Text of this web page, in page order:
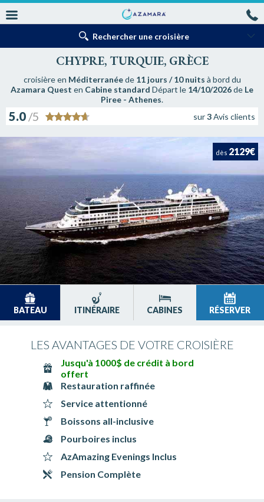
Rechercher une croisière
CHYPRE, TURQUIE, GRÈCE
croisière en Méditerranéede 11 jours / 10 nuits à bord du
Azamara Quest en Cabine standard Départ le 14/10/2026de Le
Piree - Athenes.
5.0 /5 sur3Avis clients
dès 2129€
BATEAU ITINÉRAIRE CABINES RÉSERVER
LES AVANTAGES DE VOTRE CROISIÈRE
Jusqu'à 1000$ de crédit à bord
offert
Restauration raffinée
Service attentionné
Boissons all-inclusive
Pourboires inclus
AzAmazing Evenings Inclus
Pension Complète